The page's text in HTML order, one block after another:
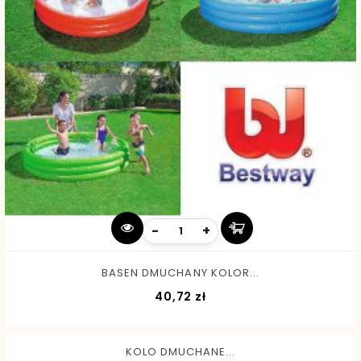
- +
BASEN DMUCHANY KOLOR...
40,72 zł
KOLO DMUCHANE...